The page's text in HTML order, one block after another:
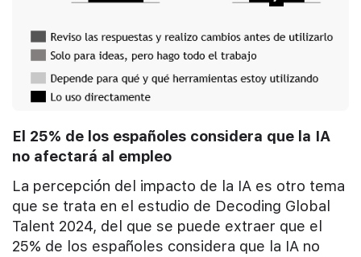
El 25% de los españoles considera que la IA
no afectará al empleo
La percepción del impacto de la IA es otro tema
que se trata en el estudio de Decoding Global
Talent 2024, del que se puede extraer que el
25% de los españoles considera que la IA no